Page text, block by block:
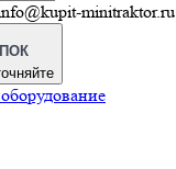
minitraktor.ru